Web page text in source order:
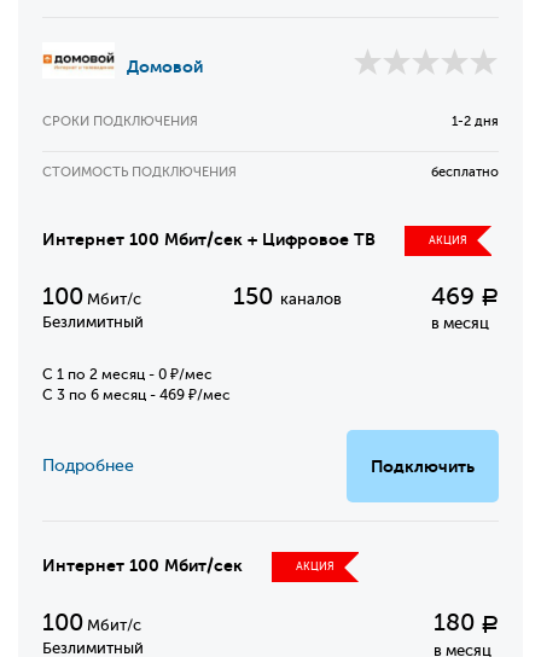
Домовой
СРОКИ ПОДКЛЮЧЕНИЯ 1-2 дня
СТОИМОСТЬ ПОДКЛЮЧЕНИЯ бесплатно
Интернет 100 Мбит/сек + Цифровое ТВ АКЦИЯ
100 Мбит/с
Безлимитный
150 каналов 469 Р
в месяц
C 1 по 2 месяц - 0 ₽/мес
С 3 по 6 месяц - 469 ₽/мес
Подключить
Подробнее
Интернет 100 Мбит/сек АКЦИЯ
100 Мбит/с
Безлимитный
180 Р
в месяц